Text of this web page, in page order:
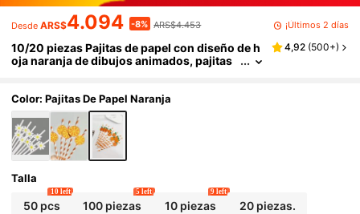
Desde ARS$4.094 -8% ARS$4.453 ¡Últimos 2 días
10/20 piezas Pajitas de papel con diseño de h
oja naranja de dibujos animados, pajitas
s, bebidas frías, regalo para novia, pastelería,
refrescos, bar de aperitivos, oficina, bar, resta
urante, fiesta de cumpleaños
4,92 (500+)
Color: Pajitas De Papel Naranja
Talla
50 pcs
10 left
100 piezas
5 left
10 piezas
9 left
20 piezas.